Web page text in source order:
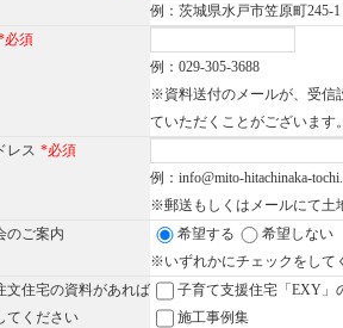
例：茨城県水戸市笠原町245-1
必須
例：029-305-3688
※資料送付のメールが、受信
ていただくことがございます。
レス *必須
例：info@mito-hitachinaka-
※郵送もしくはメールにて土
のご案内
希望する
希望しない
※いずれかにチェックをして
文住宅の資料があれば
てください
子育て支援住宅「EXY」
施工事例集